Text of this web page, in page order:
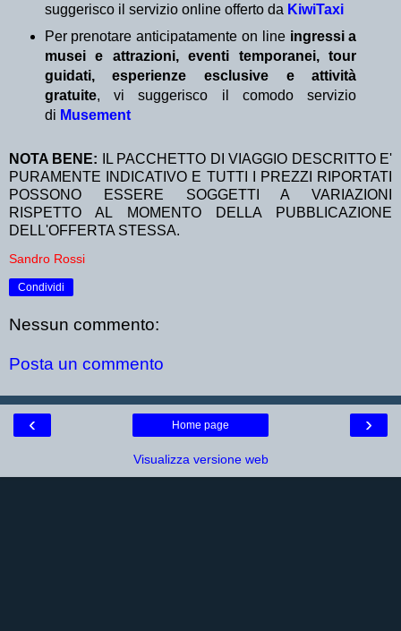
suggerisco il servizio online offerto da KiwiTaxi
Per prenotare anticipatamente on line ingressi a
musei e attrazioni, eventi temporanei, tour
guidati, esperienze esclusive e attività
gratuite, vi suggerisco il comodo servizio
di Musement
NOTA BENE:
IL PACCHETTO DI VIAGGIO DESCRITTO E'
PURAMENTE INDICATIVO E TUTTI I PREZZI RIPORTATI
POSSONO ESSERE SOGGETTI A VARIAZIONI
RISPETTO AL MOMENTO DELLA PUBBLICAZIONE
DELL'OFFERTA STESSA.
Sandro Rossi
Condividi
Nessun commento:
Posta un commento
‹ ›
Home page
Visualizza versione web